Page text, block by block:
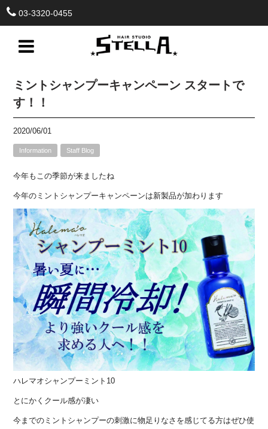
03-3320-0455
ミントシャンプーキャンペーン スタートで
す！！
2020/06/01
Information Staff Blog
今年もこの季節が来ましたね
今年のミントシャンプーキャンペーンは新製品が加わります
ハレマオシャンプーミント10
とにかくクール感が凄い
今までのミントシャンプーの刺激に物足りなさを感じてる方はぜひ使